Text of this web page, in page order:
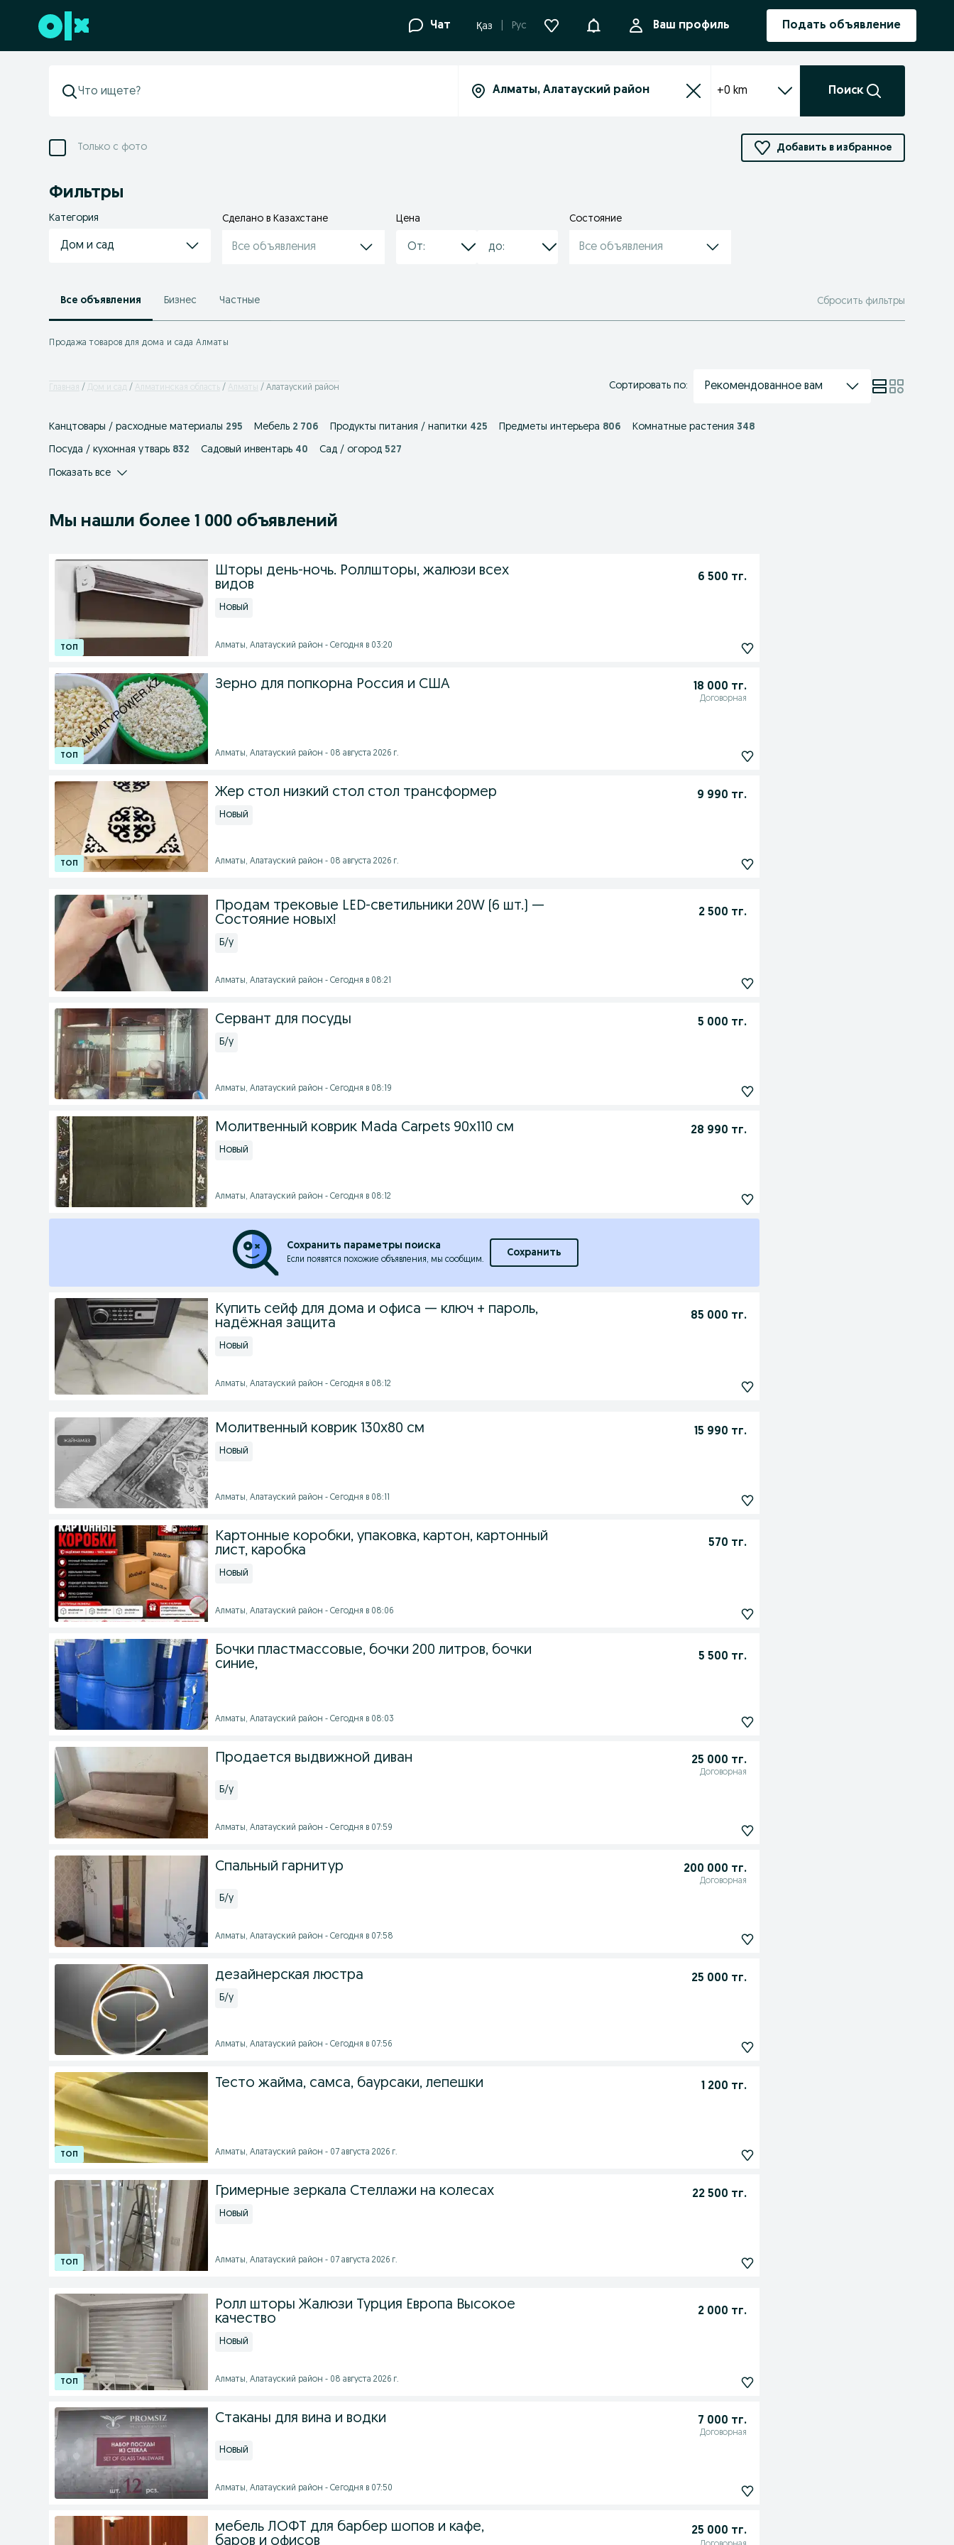
Перейти к нижнему колонтитулу Чат Қаз Рус УведомленияВаш профиль Подать объявление
+0 km Поиск
Только с фото Добавить в избранное
Фильтры
Категория
Дом и сад
Сделано в Казахстане
Все объявления
Цена Состояние
Все объявления
Все объявления Бизнес Частные Сбросить фильтры
Продажа товаров для дома и сада Алматы
Главная Дом и сад Алматинская область Алматы Алатауский район Сортировать по: Рекомендованное вам
Канцтовары / расходные материалы 295 Мебель 2 706 Продукты питания / напитки 425 Предметы интерьера 806 Комнатные растения 348
Посуда / кухонная утварь 832 Садовый инвентарь 40 Сад / огород 527
Показать все
Мы нашли более 1 000 объявлений
Шторы день-ночь. Роллшторы, жалюзи всех
видов
6 500 тг.
Новый
Алматы, Алатауский район - Сегодня в 03:20
Зерно для попкорна Россия и США 18 000 тг.
Договорная
Алматы, Алатауский район - 08 августа 2026 г.
Жер стол низкий стол стол трансформер 9 990 тг.
Новый
Алматы, Алатауский район - 08 августа 2026 г.
Продам трековые LED-светильники 20W (6 шт.) —
Состояние новых!
2 500 тг.
Б/у
Алматы, Алатауский район - Сегодня в 08:21
Сервант для посуды 5 000 тг.
Б/у
Алматы, Алатауский район - Сегодня в 08:19
Молитвенный коврик Mada Carpets 90x110 см 28 990 тг.
Новый
Алматы, Алатауский район - Сегодня в 08:12
Сохранить параметры поиска
Если появятся похожие объявления, мы сообщим.
Сохранить
Купить сейф для дома и офиса — ключ + пароль,
надёжная защита
85 000 тг.
Новый
Алматы, Алатауский район - Сегодня в 08:12
Молитвенный коврик 130x80 см 15 990 тг.
Новый
Алматы, Алатауский район - Сегодня в 08:11
Картонные коробки, упаковка, картон, картонный
лист, каробка
570 тг.
Новый
Алматы, Алатауский район - Сегодня в 08:06
Бочки пластмассовые, бочки 200 литров, бочки
синие,
5 500 тг.
Алматы, Алатауский район - Сегодня в 08:03
Продается выдвижной диван 25 000 тг.
Договорная
Б/у
Алматы, Алатауский район - Сегодня в 07:59
Спальный гарнитур 200 000 тг.
Договорная
Б/у
Алматы, Алатауский район - Сегодня в 07:58
дезайнерская люстра 25 000 тг.
Б/у
Алматы, Алатауский район - Сегодня в 07:56
Тесто жайма, самса, баурсаки, лепешки 1 200 тг.
Алматы, Алатауский район - 07 августа 2026 г.
Гримерные зеркала Стеллажи на колесах 22 500 тг.
Новый
Алматы, Алатауский район - 07 августа 2026 г.
Ролл шторы Жалюзи Турция Европа Высокое
качество
2 000 тг.
Новый
Алматы, Алатауский район - 08 августа 2026 г.
Стаканы для вина и водки 7 000 тг.
Договорная
Новый
Алматы, Алатауский район - Сегодня в 07:50
мебель ЛОФТ для барбер шопов и кафе,
баров и офисов
25 000 тг.